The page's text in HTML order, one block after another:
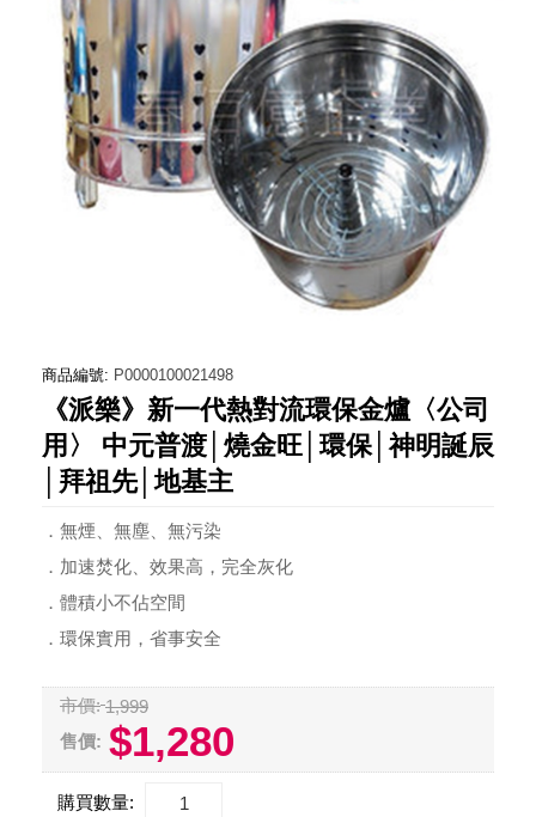
商品編號: P0000100021498
《派樂》新一代熱對流環保金爐〈公司
用〉 中元普渡│燒金旺│環保│神明誕辰
│拜祖先│地基主
．無煙、無塵、無污染
．加速焚化、效果高，完全灰化
．體積小不佔空間
．環保實用，省事安全
市價: 1,999
售價: $1,280
購買數量: